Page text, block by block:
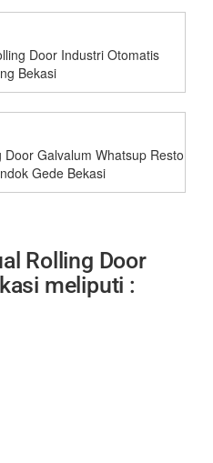
Door Industri Otomatis
Bekasi
Galvalum Whatsup Resto
Gede Bekasi
Rolling Door
meliputi :